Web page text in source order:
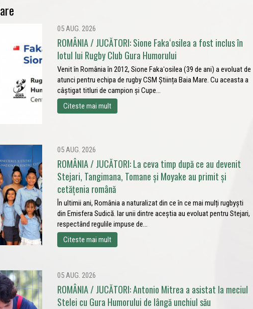
05 AUG. 2026
ROMÂNIA / JUCĂTORI: Sione Fakaʻosilea a fost inclus în
lotul lui Rugby Club Gura Humorului
Venit în România în 2012, Sione Fakaʻosilea (39 de ani) a evoluat de
atunci pentru echipa de rugby CSM Știința Baia Mare. Cu aceasta a
câștigat titluri de campion și Cupe...
Citeste mai mult
05 AUG. 2026
ROMÂNIA / JUCĂTORI: La ceva timp după ce au devenit
Stejari, Tangimana, Tomane și Moyake au primit și
cetățenia română
În ultimii ani, România a naturalizat din ce în ce mai mulți rugbyști
din Emisfera Sudică. Iar unii dintre aceștia au evoluat pentru Stejari,
respectând regulile impuse de...
Citeste mai mult
05 AUG. 2026
ROMÂNIA / JUCĂTORI: Antonio Mitrea a asistat la meciul
Stelei cu Gura Humorului de lângă unchiul său